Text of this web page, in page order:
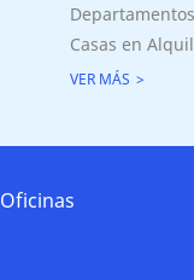
Casas en
VER MÁS